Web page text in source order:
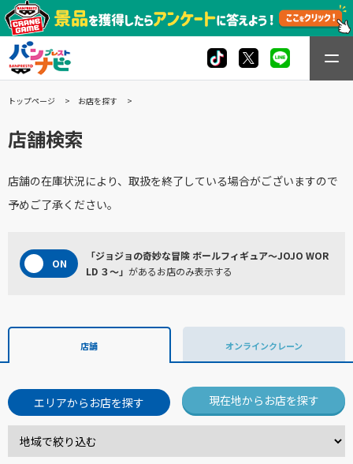
トップページ お店を探す
店舗検索
店舗の在庫状況により、取扱を終了している場合がございますので
予めご了承ください。
「ジョジョの奇妙な冒険 ボールフィギュア～JOJO WOR
LD ３～」 があるお店のみ表示する
店舗 オンラインクレーン
エリアからお店を探す 現在地からお店を探す